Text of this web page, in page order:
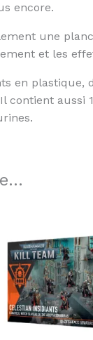
encore.
une
et les
en plastique,
contient
était :
55,00 €.